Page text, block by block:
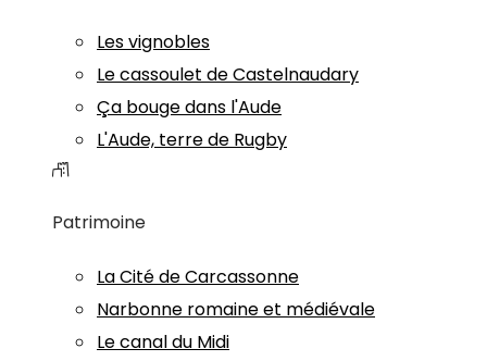
Les vignobles
Le cassoulet de Castelnaudary
Ça bouge dans l'Aude
L'Aude, terre de Rugby
Patrimoine
La Cité de Carcassonne
Narbonne romaine et médiévale
Le canal du Midi